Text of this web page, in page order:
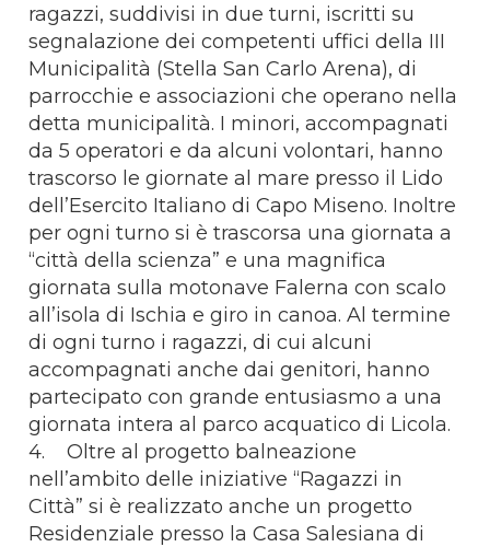
ragazzi, suddivisi in due turni, iscritti su
segnalazione dei competenti uffici della III
Municipalità (Stella San Carlo Arena), di
parrocchie e associazioni che operano nella
detta municipalità. I minori, accompagnati
da 5 operatori e da alcuni volontari, hanno
trascorso le giornate al mare presso il Lido
dell’Esercito Italiano di Capo Miseno. Inoltre
per ogni turno si è trascorsa una giornata a
“città della scienza” e una magnifica
giornata sulla motonave Falerna con scalo
all’isola di Ischia e giro in canoa. Al termine
di ogni turno i ragazzi, di cui alcuni
accompagnati anche dai genitori, hanno
partecipato con grande entusiasmo a una
giornata intera al parco acquatico di Licola.
4. Oltre al progetto balneazione
nell’ambito delle iniziative “Ragazzi in
Città” si è realizzato anche un progetto
Residenziale presso la Casa Salesiana di